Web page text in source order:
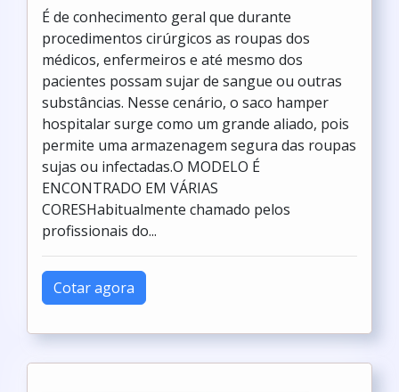
É de conhecimento geral que durante
procedimentos cirúrgicos as roupas dos
médicos, enfermeiros e até mesmo dos
pacientes possam sujar de sangue ou outras
substâncias. Nesse cenário, o saco hamper
hospitalar surge como um grande aliado, pois
permite uma armazenagem segura das roupas
sujas ou infectadas.O MODELO É
ENCONTRADO EM VÁRIAS
CORESHabitualmente chamado pelos
profissionais do...
Cotar agora